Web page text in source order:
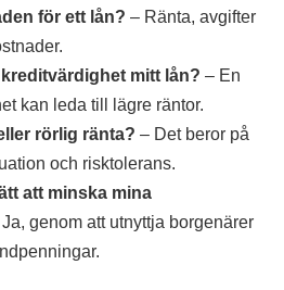
för ett lån? – Ränta, avgifter
mitt lån? – En
kan leda till lägre räntor.
rörlig ränta? – Det beror på
och risktolerans.
att minska mina
genom att utnyttja borgenärer